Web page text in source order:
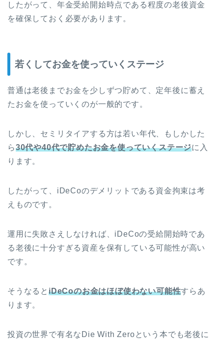
したがって、年金受給開始時点である程度の老後資金
を確保しておく必要があります。
若くしてお金を使っていくステージ
普通は老後までお金を少しずつ貯めて、定年後に蓄え
たお金を使っていくのが一般的です。
しかし、セミリタイアする方は若い年代、もしかした
ら30代や40代で貯めたお金を使っていくステージに入
ります。
したがって、iDeCoのデメリットである資金拘束は考
えものです。
運用に失敗さえしなければ、iDeCoの受給開始時であ
る老後に十分すぎる資産を保有している可能性が高い
です。
そうなると iDeCoのお金はほぼ使わない可能性すらあ
ります。
投資の世界で有名なDie With Zeroという本でも老後に